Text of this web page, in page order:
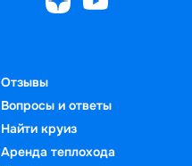
Отзывы
Вопросы и ответы
Найти круиз
Аренда теплохода